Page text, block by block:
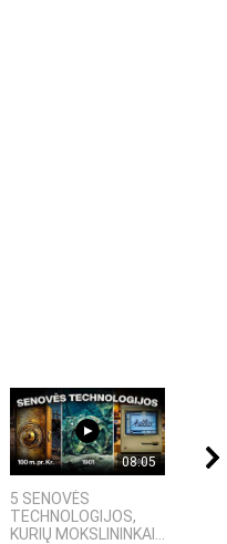
08:05
5 SENOVĖS
TECHNOLOGIJOS,
KURIŲ MOKSLININKAI...